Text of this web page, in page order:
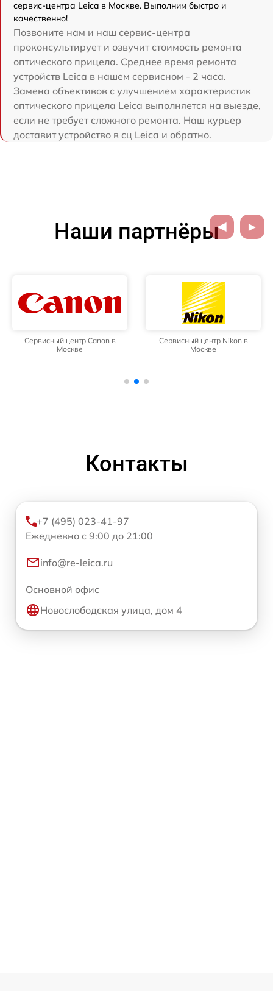
сервис-центра Leica в Москве. Выполним быстро и
качественно!
Позвоните нам и наш сервис-центра
проконсультирует и озвучит стоимость ремонта
оптического прицела. Среднее время ремонта
устройств Leica в нашем сервисном - 2 часа.
Замена объективов с улучшением характеристик
оптического прицела Leica выполняется на выезде,
если не требует сложного ремонта. Наш курьер
доставит устройство в сц Leica и обратно.
Наши партнёры
Сервисный центр Canon в
Москве
Сервисный центр Nikon в
Москве
Контакты
+7 (495) 023-41-97
Ежедневно с 9:00 до 21:00
info@re-leica.ru
Основной офис
Новослободская улица, дом 4